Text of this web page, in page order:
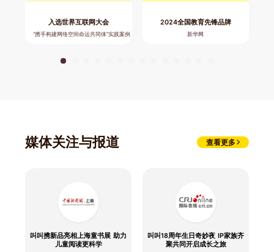
入选世界互联网大会
“携手构建网络空间命运共同体”实践案例
2024全国教育先锋品牌
新华网
媒体关注与报道 查看更多
叫叫携新品亮相上海童书展 助力
儿童阅读更科学
叫叫18周年生日奇妙夜 IP家族齐
聚共同开启成长之旅